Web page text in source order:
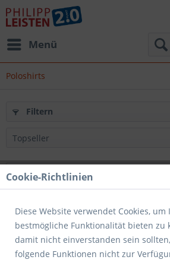
Menü
Poloshirts
Filtern
Cookie-Richtlinien
Diese Website verwendet Cookies, um
bestmögliche Funktionalität bieten zu
damit nicht einverstanden sein
folgende Funktionen nicht zur